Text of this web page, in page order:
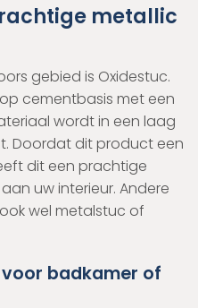
metallic
gebied is Oxidestuc.
cementbasis met een
wordt in een laag
Doordat dit product een
dit een prachtige
uw interieur. Andere
wel metalstuc of
badkamer of